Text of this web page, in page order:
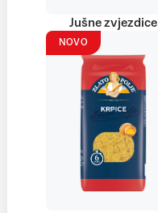
Jušne zvjezdice
NOVO